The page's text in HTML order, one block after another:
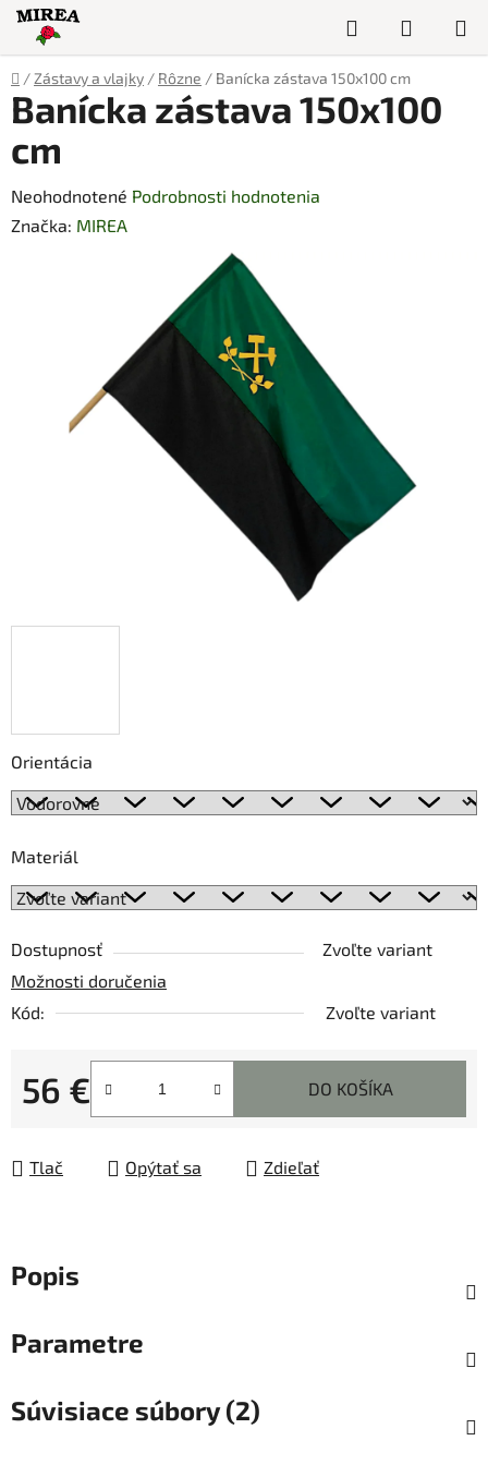
Prejsť
obsah
Hľadať
KOŠÍK
Domov
/ Zástavy a vlajky / Rôzne / Banícka zástava 150x100 cm
Orientácia
Materiál
Dostupnosť
Zvoľte variant
Možnosti doručenia
Kód:
Zvoľte variant
56 €
Jednotková cena:
DO KOŠÍKA
Tlač Opýtať sa Zdieľať
Banícka zástava 150x100
cm
Priemerné
hodnotenie
hviezdičiek.
Neohodnotené Podrobnosti hodnotenia
Značka: MIREA
Popis
Parametre
Súvisiace súbory (2)